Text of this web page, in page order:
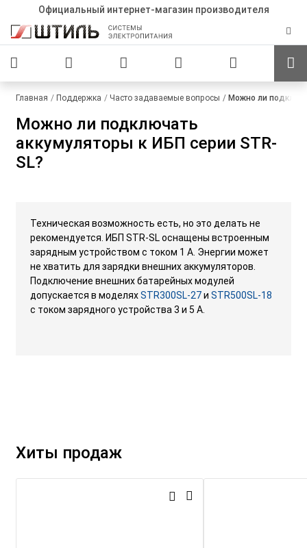
Официальный интернет-магазин производителя
Главная Поддержка Часто задаваемые вопросы Можно ли
Можно ли подключать
аккумуляторы к ИБП серии STR-
SL?
Техническая возможность есть, но это делать не
рекомендуется. ИБП STR-SL оснащены встроенным
зарядным устройством с током 1 А. Энергии может
не хватить для зарядки внешних аккумуляторов.
Подключение внешних батарейных модулей
допускается в моделяхSTR300SL-27и STR500SL-18
с током зарядного устройства 3 и 5 А.
Хиты продаж